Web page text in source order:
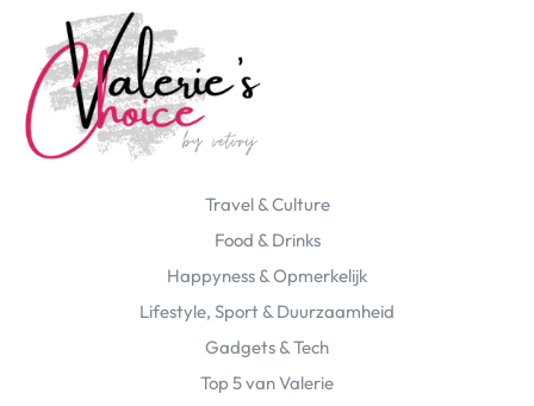
Travel & Culture
Food & Drinks
Happyness & Opmerkelijk
Lifestyle, Sport & Duurzaamheid
Gadgets & Tech
Top 5 van Valerie